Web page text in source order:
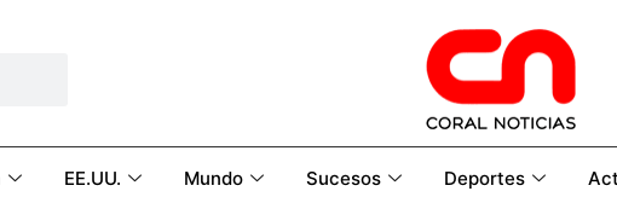
EE.UU. Mundo Sucesos Deportes